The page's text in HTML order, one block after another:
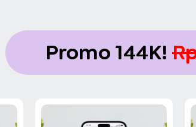
Promo 144K!